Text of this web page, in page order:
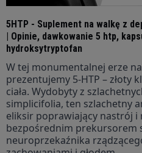
5HTP - Suplement na walkę z
| Opinie, dawkowanie 5 htp,
hydroksytryptofan
W tej monumentalnej erze
prezentujemy 5-HTP – złoty
ciała. Wydobyty z
simplicifolia, ten szlachetny
eliksir poprawiający nastrój i
bezpośrednim prekursorem
neuroprzekaźnika